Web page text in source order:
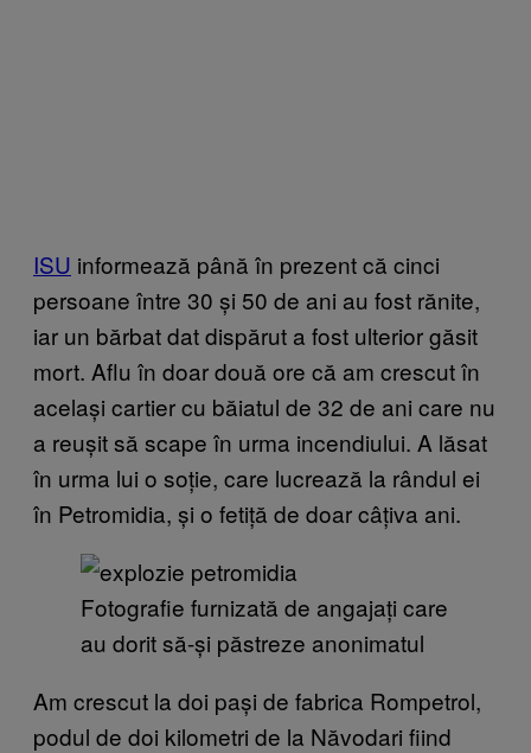
ISU informează până în prezent că cinci
persoane între 30 și 50 de ani au fost rănite,
iar un bărbat dat dispărut a fost ulterior găsit
mort. Aflu în doar două ore că am crescut în
același cartier cu băiatul de 32 de ani care nu
a reușit să scape în urma incendiului. A lăsat
în urma lui o soție, care lucrează la rândul ei
în Petromidia, și o fetiță de doar câțiva ani.
Fotografie furnizată de angajați care
au dorit să-și păstreze anonimatul
Am crescut la doi pași de fabrica Rompetrol,
podul de doi kilometri de la Năvodari fiind